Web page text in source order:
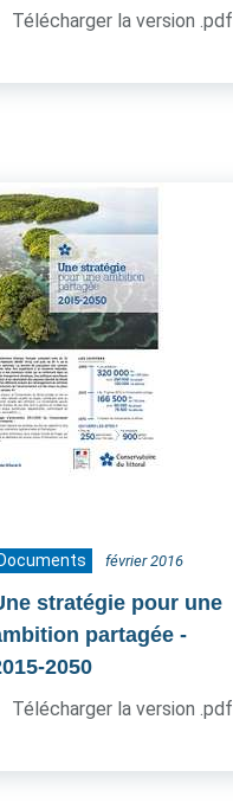
Télécharger la version .pdf
Documents février 2016
stratégie pour une
partagée-
2050
Télécharger la version .pdf